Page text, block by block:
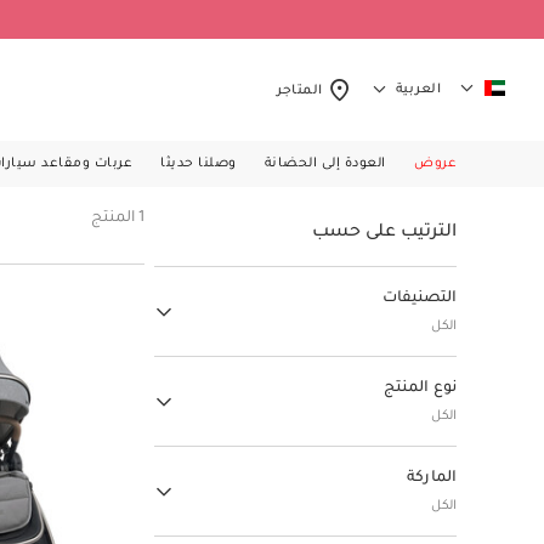
العربية المتاجر
عروض العودة إلى الحضانة وصلنا حديثا عربات ومقاعد
الترتيب على حسب
التصنيفات
الكل
عربات ومقاعد سيارات
(10)
(86)
التغذية والجلوس
نوع المنتج
الكل
عربات الأطفال
الترتيب حسب نوع المنتج: عربات الأطفال
الماركة
الكل
1 المنتج